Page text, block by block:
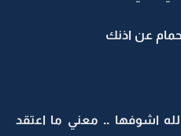
عن اذنك
اشوفها .. معني ما اعتقد